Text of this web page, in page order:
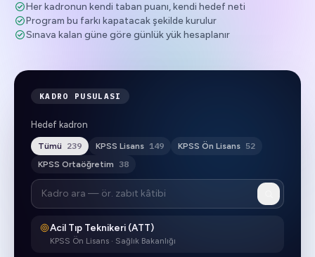
Her kadronun kendi taban puanı, kendi hedef neti
Program bu farkı kapatacak şekilde kurulur
Sınava kalan güne göre günlük yük hesaplanır
KADRO PUSULASI
Hedef kadron
Tümü 239 KPSS Lisans 149 KPSS Ön Lisans 52
KPSS Ortaöğretim 38
Acil Tıp Teknikeri (ATT)
KPSS Ön Lisans · Sağlık Bakanlığı